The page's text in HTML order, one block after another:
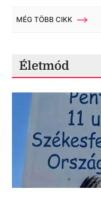
MÉG TÖBB CIKK
Életmód